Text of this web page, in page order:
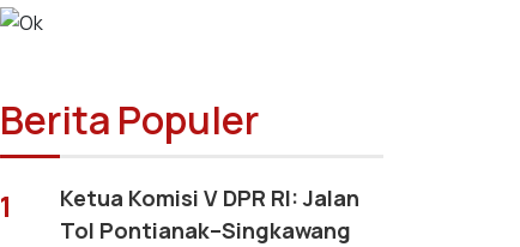
Berita Populer
1
Ketua Komisi V DPR RI: Jalan
Tol Pontianak–Singkawang